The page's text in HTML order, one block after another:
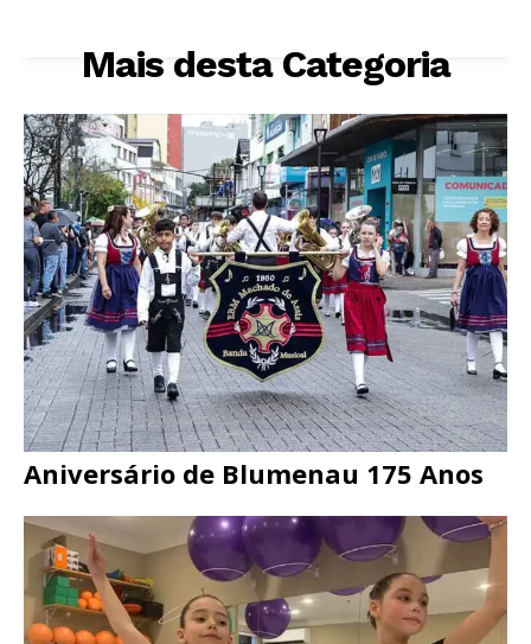
Mais desta Categoria
Aniversário de Blumenau 175 Anos